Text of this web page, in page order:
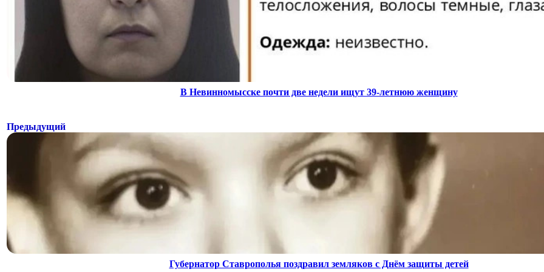
В Невинномысске почти две недели ищут 39-летнюю женщину
Предыдущий
Губернатор Ставрополья поздравил земляков с Днём защиты детей